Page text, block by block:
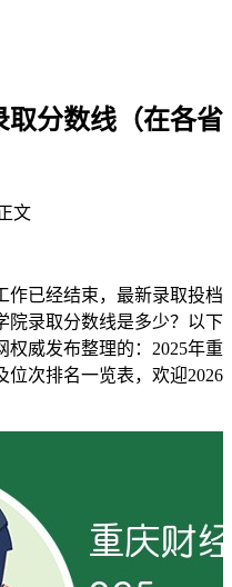
取分数线（在各省
文
作已经结束，最新录取投档
院录取分数线是多少？以下
权威发布整理的：2025年重
位次排名一览表，欢迎2026